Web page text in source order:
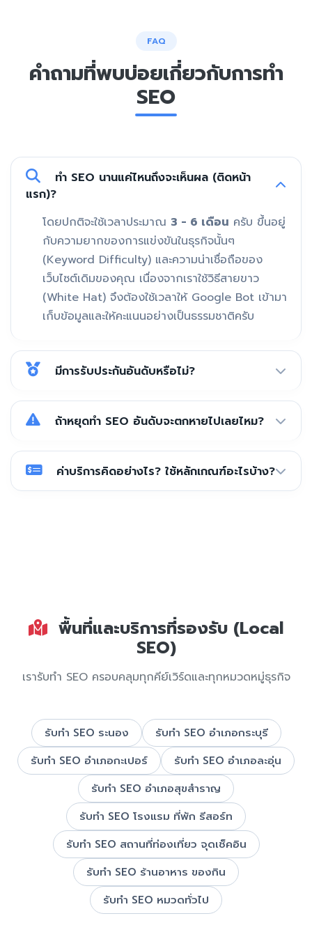
FAQ
คำถามที่พบบ่อยเกี่ยวกับการทำ
SEO
ทำ SEO นานแค่ไหนถึงจะเห็นผล (ติดหน้า
แรก)?
โดยปกติจะใช้เวลาประมาณ 3 - 6 เดือน ครับ ขึ้นอยู่
กับความยากของการแข่งขันในธุรกิจนั้นๆ
(Keyword Difficulty) และความน่าเชื่อถือของ
เว็บไซต์เดิมของคุณ เนื่องจากเราใช้วิธีสายขาว
(White Hat) จึงต้องใช้เวลาให้ Google Bot เข้ามา
เก็บข้อมูลและให้คะแนนอย่างเป็นธรรมชาติครับ
มีการรับประกันอันดับหรือไม่?
ถ้าหยุดทำ SEO อันดับจะตกหายไปเลยไหม?
ค่าบริการคิดอย่างไร? ใช้หลักเกณฑ์อะไรบ้าง?
พื้นที่และบริการที่รองรับ (Local
SEO)
เรารับทำ SEO ครอบคลุมทุกคีย์เวิร์ดและทุกหมวดหมู่ธุรกิจ
รับทำ SEO ระนอง
รับทำ SEO อำเภอกระบุรี
รับทำ SEO อำเภอกะเปอร์
รับทำ SEO อำเภอละอุ่น
รับทำ SEO อำเภอสุขสำราญ
รับทำ SEO โรงแรม ที่พัก รีสอร์ท
รับทำ SEO สถานที่ท่องเที่ยว จุดเช็คอิน
รับทำ SEO ร้านอาหาร ของกิน
รับทำ SEO หมวดทั่วไป